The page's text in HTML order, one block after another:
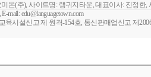
미몬(주), 사이트명: 랭귀지타운, 대표이사: 진정한,
E-mail:edu@languagetown.com
육시설신고 제 원격-154호, 통신판매업신고 제